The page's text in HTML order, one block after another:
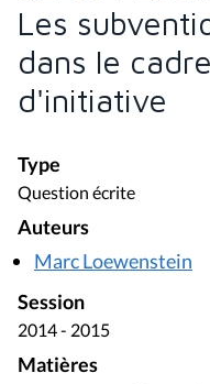
Les
dans le
d'initiative
Type
Question écrite
Auteurs
Marc Loewenstein
Session
2014 - 2015
Matières